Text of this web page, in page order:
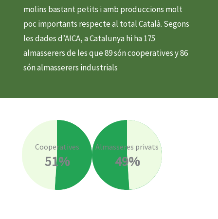
molins bastant petits i amb produccions molt
poc importants respecte al total Català. Segons
les dades d’AICA, a Catalunya hi ha 175
almasserers de les que 89 són cooperatives y 86
són almasserers industrials
Cooperatives
51%
Almasseres privats
49%